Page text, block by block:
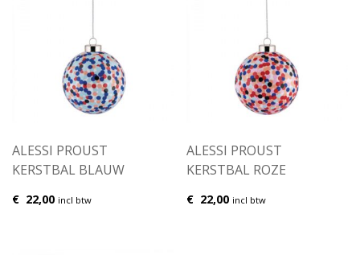
ALESSI PROUST
KERSTBAL BLAUW
€ 22,00 incl btw
ALESSI PROUST
KERSTBAL ROZE
€ 22,00 incl btw